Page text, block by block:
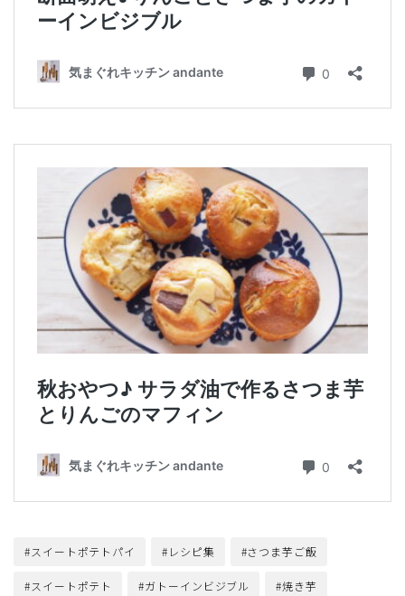
#スイートポテトパイ #レシピ集 #さつま芋ご飯
#スイートポテト #ガトーインビジブル #焼き芋